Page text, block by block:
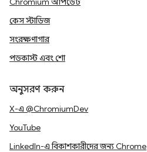
কেস স্টাডিজ
সংরক্ষণাগার
পডকাস্ট এবং শো
অনুসরণ করুন
X-এ @ChromiumDev
YouTube
LinkedIn-এ বিকাশকারীদের জন্য Chrome